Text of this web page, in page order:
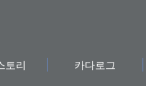
토리 카다로그